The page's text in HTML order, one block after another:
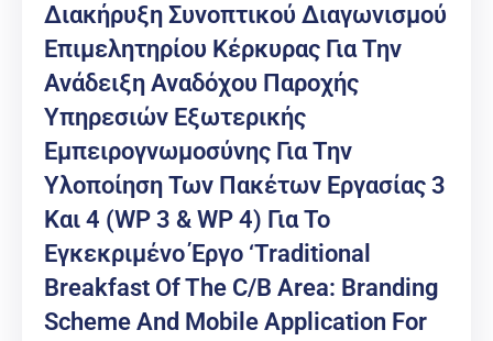
Διακήρυξη Συνοπτικού Διαγωνισμού
Επιμελητηρίου Κέρκυρας Για Την
Ανάδειξη Αναδόχου Παροχής
Υπηρεσιών Εξωτερικής
Εμπειρογνωμοσύνης Για Την
Υλοποίηση Των Πακέτων Εργασίας 3
Και 4 (WP 3 & WP 4) Για Το
Εγκεκριμένο Έργο ‘Traditional
Breakfast Of The C/B Area: Branding
Scheme And Mobile Application For